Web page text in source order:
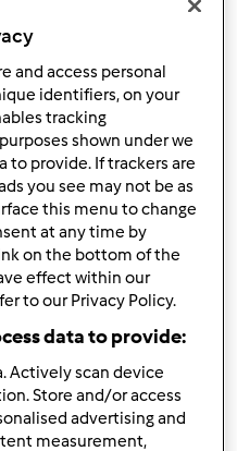
poter commentare
and access personal
identifiers, on your
tracking
shown under we
to provide. If trackers are
you see may not be as
this menu to change
at any time by
on the bottom of the
effect within our
to our Privacy Policy.
data to provide:
Actively scan device
Store and/or access
advertising and
measurement,